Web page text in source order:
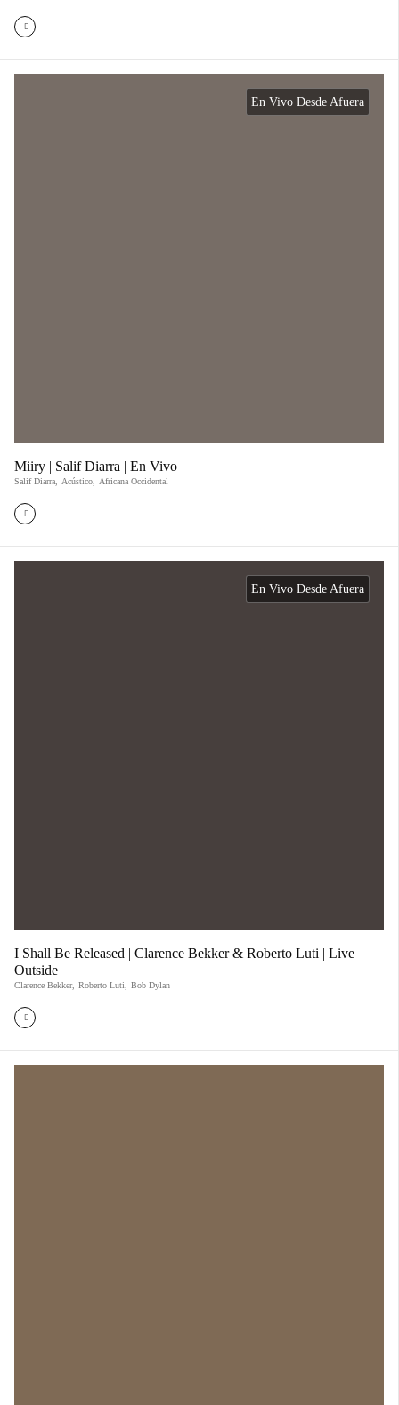
En Vivo Desde Afuera
Miiry | Salif Diarra | En Vivo
Salif Diarra Acústico Africana Occidental
En Vivo Desde Afuera
I Shall Be Released | Clarence Bekker & Roberto Luti | Live
Outside
Clarence Bekker, Roberto Luti Bob Dylan